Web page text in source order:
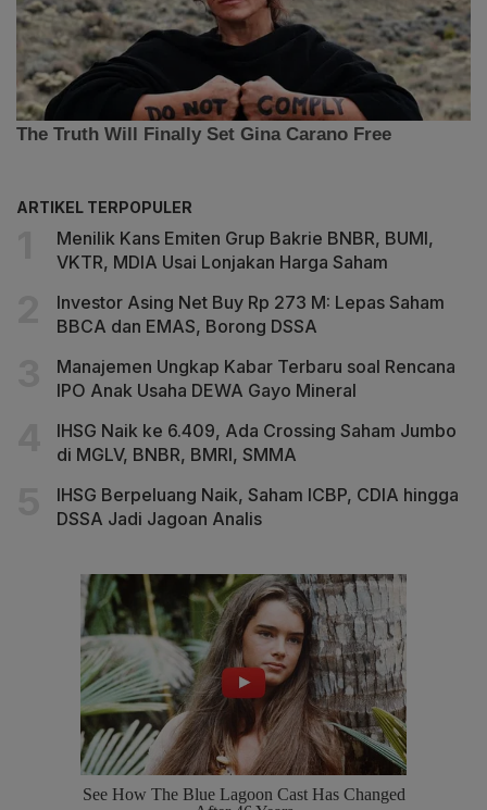
ARTIKEL TERPOPULER
Menilik Kans Emiten Grup Bakrie BNBR, BUMI,
VKTR, MDIA Usai Lonjakan Harga Saham
Investor Asing Net Buy Rp 273 M: Lepas Saham
BBCA dan EMAS, Borong DSSA
Manajemen Ungkap Kabar Terbaru soal Rencana
IPO Anak Usaha DEWA Gayo Mineral
IHSG Naik ke 6.409, Ada Crossing Saham Jumbo
di MGLV, BNBR, BMRI, SMMA
IHSG Berpeluang Naik, Saham ICBP, CDIA hingga
DSSA Jadi Jagoan Analis